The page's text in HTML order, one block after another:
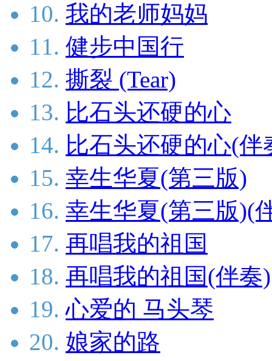
10. 我的老师妈妈
11. 健步中国行
12. 撕裂 (Tear)
13. 比石头还硬的心
14. 比石头还硬的心(伴
15. 幸生华夏(第三版)
16. 幸生华夏(第三版)(
17. 再唱我的祖国
18. 再唱我的祖国(伴奏)
19. 心爱的 马头琴
20. 娘家的路